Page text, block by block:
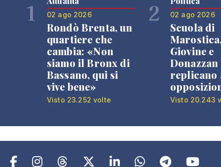
1 02 ago 2026
Rondò Brenta, un
quartiere che
cambia: «Non
siamo il Bronx di
Bassano, qui si
vive bene»
Visto 23.252 volte
2 02 ago 2026
Scuola di
Giovine e
Donazzan
replicano
Visto 20.243